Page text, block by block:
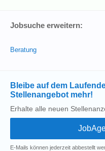
Jobsuche erweitern:
Beratung
Bleibe auf dem
Stellenangebot mehr!
Erhalte alle neuen
E-Mails können jederzeit abbestellt